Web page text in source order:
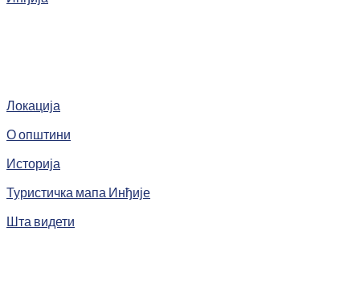
Локација
О општини
Историја
Туристичка мапа Инђије
Шта видети